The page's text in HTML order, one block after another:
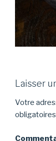
Laisser
Votre